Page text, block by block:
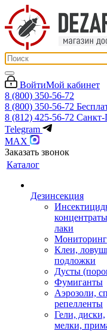
ВойтиМой кабинет
8 (800) 350-56-72
8 (800) 350-56-72
8 (812) 425-56-72 Санкт-
Telegram
MAX
Заказать звонок
Каталог
Дезинсекция
лаки
Мониторинг
Клеи,
подложки
Дусты
Фумиганты
Аэрозоли,
репелленты
Гели, диски,
мелки,